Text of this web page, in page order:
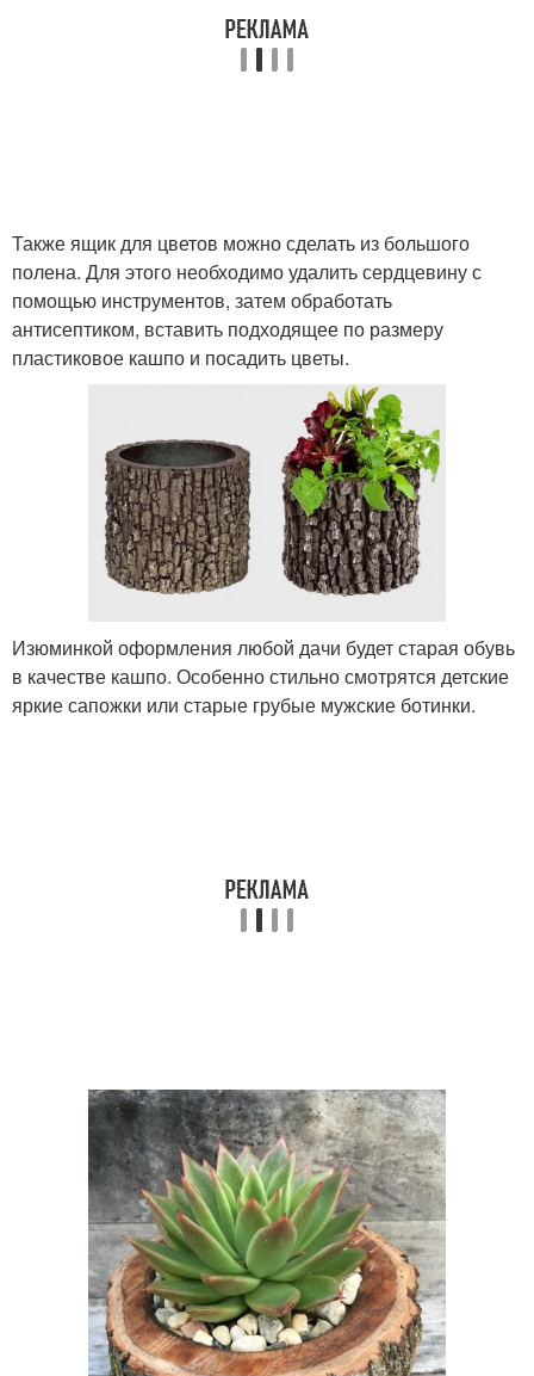
Также ящик для цветов можно сделать из большого
полена. Для этого необходимо удалить сердцевину с
помощью инструментов, затем обработать
антисептиком, вставить подходящее по размеру
пластиковое кашпо и посадить цветы.
Изюминкой оформления любой дачи будет старая обувь
в качестве кашпо. Особенно стильно смотрятся детские
яркие сапожки или старые грубые мужские ботинки.